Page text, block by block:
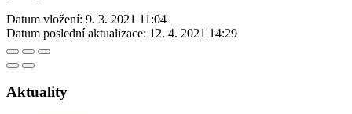
Datum vložení: 9. 3. 2021 11:04
Datum poslední aktualizace: 12. 4. 2021 14:29
Aktuality